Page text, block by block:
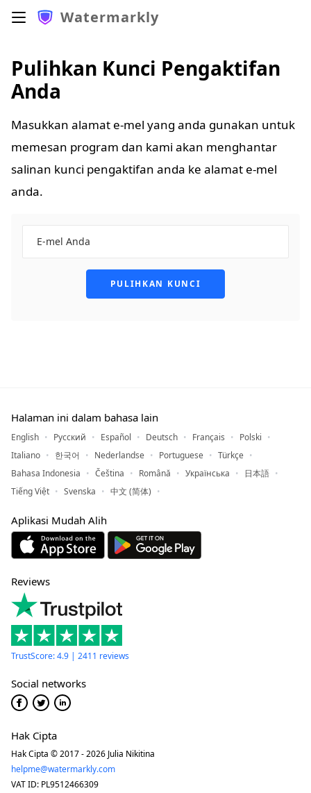
Watermarkly
Pulihkan Kunci Pengaktifan
Anda
Masukkan alamat e-mel yang anda gunakan untuk
memesan program dan kami akan menghantar
salinan kunci pengaktifan anda ke alamat e-mel
anda.
PULIHKAN KUNCI
Halaman ini dalam bahasa lain
English Русский Español Deutsch Français
Polski
Italiano
한국어 Nederlandse Portuguese
Türkçe
Bahasa Indonesia
Čeština Română Українська
日本語
Tiếng Việt
Svenska 中文 (简体)
Aplikasi Mudah Alih
Reviews
TrustScore: 4.9 | 2411 reviews
Social networks
Hak Cipta
Hak Cipta © 2017 - 2026 Julia Nikitina
helpme@watermarkly.com
VAT ID: PL9512466309